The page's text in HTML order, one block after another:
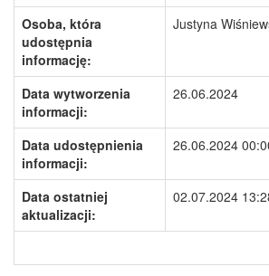
Osoba, która
udostępnia
informację:
Justyna
Data wytworzenia
informacji:
26.06.2024
Data udostępnienia
informacji:
26.06.2024
Data ostatniej
aktualizacji:
02.07.2024